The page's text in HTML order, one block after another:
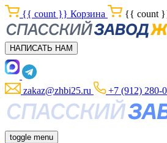
{{ count }} Корзина {{ count
НАПИСАТЬ НАМ
zakaz@zhbi25.ru +7 (912) 280-
toggle menu